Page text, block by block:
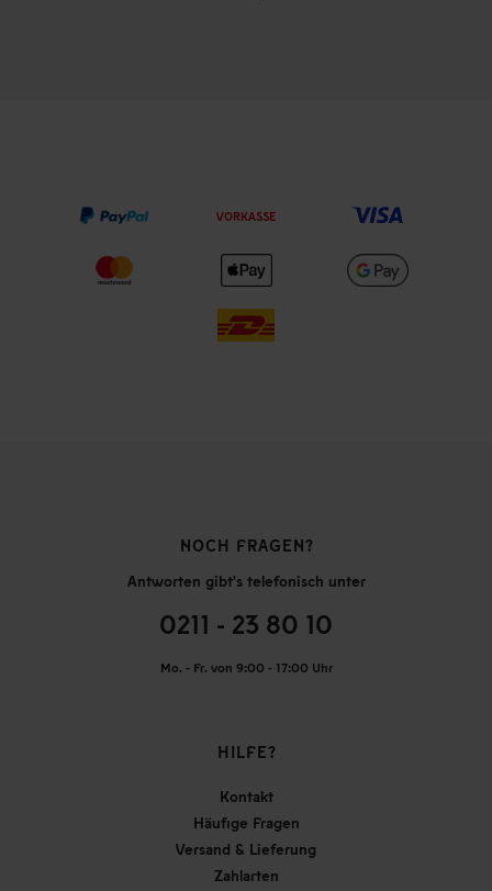
VORKASSE
NOCH FRAGEN?
Antworten gibt's telefonisch unter
0211 - 23 80 10
Mo. - Fr. von 9:00 - 17:00 Uhr
HILFE?
Kontakt
Häufige Fragen
Versand & Lieferung
Zahlarten